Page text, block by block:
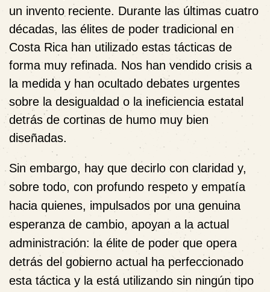
un invento reciente. Durante las últimas cuatro
décadas, las élites de poder tradicional en
Costa Rica han utilizado estas tácticas de
forma muy refinada. Nos han vendido crisis a
la medida y han ocultado debates urgentes
sobre la desigualdad o la ineficiencia estatal
detrás de cortinas de humo muy bien
diseñadas.
Sin embargo, hay que decirlo con claridad y,
sobre todo, con profundo respeto y empatía
hacia quienes, impulsados por una genuina
esperanza de cambio, apoyan a la actual
administración: la élite de poder que opera
detrás del gobierno actual ha perfeccionado
esta táctica y la está utilizando sin ningún tipo